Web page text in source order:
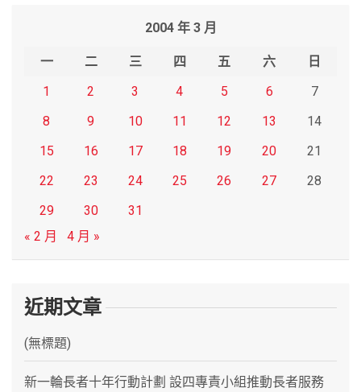
2004 年 3 月
一 二 三 四 五 六
日
1
2 3 4 5 6
7
8
9 10 11 12 13
14
15
16 17 18 19 20
21
22
23 24 25 26 27
28
29
30
31
« 2 月
4 月 »
近期文章
(無標題)
新一輪長者十年行動計劃 設四專責小組推動長者服務